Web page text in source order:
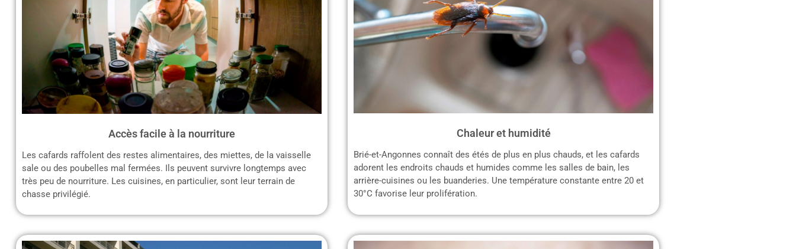
Accès facile à la nourriture
Les cafards raffolent des restes alimentaires, des miettes, de la vaisselle
sale ou des poubelles mal fermées. Ils peuvent survivre longtemps avec
très peu de nourriture. Les cuisines, en particulier, sont leur terrain de
chasse privilégié.
Chaleur et humidité
Brié-et-Angonnes connaît des étés de plus en plus chauds, et les cafards
adorent les endroits chauds et humides comme les salles de bain, les
arrière-cuisines ou les buanderies. Une température constante entre 20 et
30°C favorise leur prolifération.